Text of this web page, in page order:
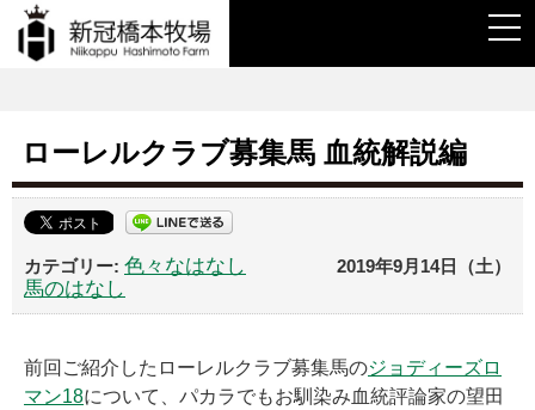
ローレルクラブ募集馬 血統解説編
色々なはなし
馬のはなし
2019年9月14日（土）
前回ご紹介したローレルクラブ募集馬のジョディーズロ
マン18について、パカラでもお馴染み血統評論家の望田